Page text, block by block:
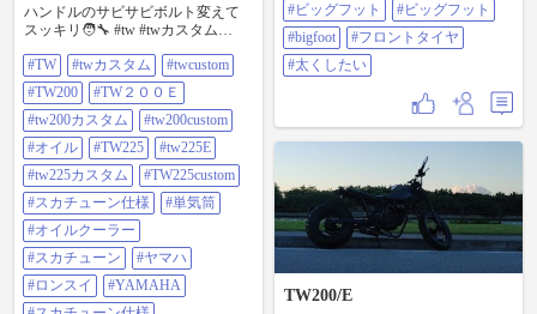
ハンドルのサビサビボルト変えて
スッキリ🧑‍🔧 #tw #twカスタム
スタム #tw200custom #オイル
#tw225#tw225e #tw225カスタム
#tw225custom #スカチューン仕様 #
単気筒 #オイルクーラー#スカチュ
ーン#やまは#ロンスイ #YAMAHA#
スカチューン仕様 #ビックフット#
ビッグフット#bigfoot #フロントタ
イヤ #太くしたい
#TW #twカスタム
#twcustom
#TW200
#TW２００Ｅ
#tw200カスタム
#tw200custom
#オイル
#TW225
#tw225E
#tw225カスタム
#TW225custom
#スカチューン仕様
#単気筒
#オイルクーラー
#スカチューン
#ヤマハ
#ロンスイ
#YAMAHA
#ビッグフット
#ビッグフット
#bigfoot
#フロントタイヤ
#太くしたい
TW200/E